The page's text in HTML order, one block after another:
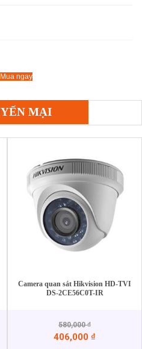
Mua ngay
MẠI
Camera quan sát Hikvision HD-TVI
DS-2CE56C0T-IR
580,000₫
406,000 ₫